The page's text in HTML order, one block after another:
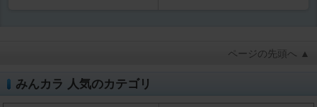
ページの先頭へ ▲
みんカラ 人気のカテゴリ